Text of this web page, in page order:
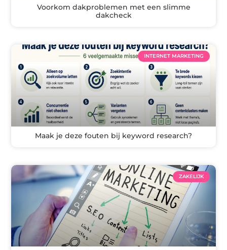
Voorkom dakproblemen met een slimme
dakcheck
INTERNET MARKETING
Maak je deze fouten bij keyword research?
ZAKELIJK